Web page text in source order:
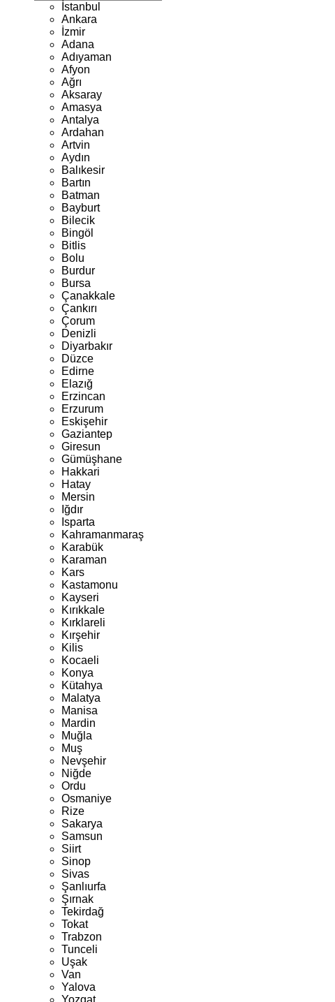
İstanbul
Ankara
İzmir
Adana
Adıyaman
Afyon
Ağrı
Aksaray
Amasya
Antalya
Ardahan
Artvin
Aydın
Balıkesir
Bartın
Batman
Bayburt
Bilecik
Bingöl
Bitlis
Bolu
Burdur
Bursa
Çanakkale
Çankırı
Çorum
Denizli
Diyarbakır
Düzce
Edirne
Elazığ
Erzincan
Erzurum
Eskişehir
Gaziantep
Giresun
Gümüşhane
Hakkari
Hatay
Mersin
Iğdır
Isparta
Kahramanmaraş
Karabük
Karaman
Kars
Kastamonu
Kayseri
Kırıkkale
Kırklareli
Kırşehir
Kilis
Kocaeli
Konya
Kütahya
Malatya
Manisa
Mardin
Muğla
Muş
Nevşehir
Niğde
Ordu
Osmaniye
Rize
Sakarya
Samsun
Siirt
Sinop
Sivas
Şanlıurfa
Şırnak
Tekirdağ
Tokat
Trabzon
Tunceli
Uşak
Van
Yalova
Yozgat